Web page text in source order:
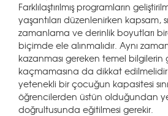
Farklılaştırılmış programların
yaşantıları düzenlenirken kapsam,
zamanlama ve derinlik boyutları
biçimde ele alınmalıdır. Aynı
kazanması gereken temel bilgilerin
kaçmamasına da dikkat
yetenekli bir çocuğun kapasitesi
öğrencilerden üstün olduğundan
doğrultusunda eğitilmesi gerekir.